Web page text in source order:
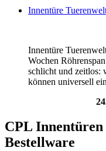
Innentüre
Innentüre
Wochen
schlicht und zeitlos:
können universell
CPL
Bestellware